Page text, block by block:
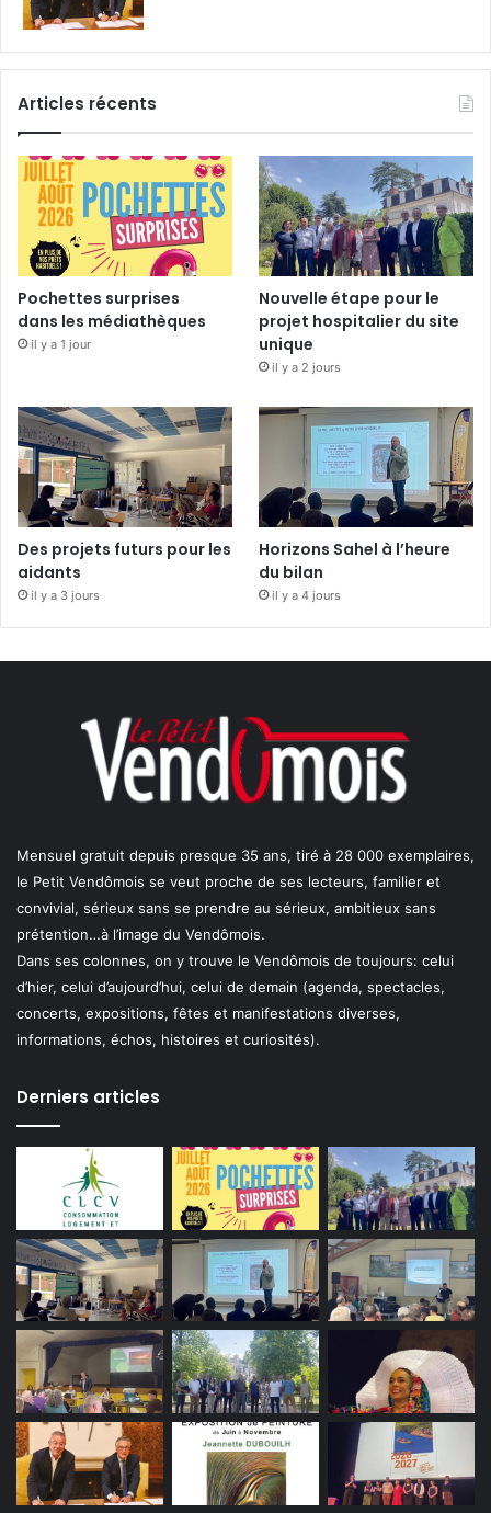
Articles récents
Pochettes surprises
dans les médiathèques
il y a 1 jour
Nouvelle étape pour le
projet hospitalier du site
unique
il y a 2 jours
Des projets futurs pour les
aidants
il y a 3 jours
Horizons Sahel à l’heure
du bilan
il y a 4 jours
Mensuel gratuit depuis presque 35 ans, tiré à 28 000 exemplaires,
le Petit Vendômois se veut proche de ses lecteurs, familier et
convivial, sérieux sans se prendre au sérieux, ambitieux sans
prétention…à l’image du Vendômois.
Dans ses colonnes, on y trouve le Vendômois de toujours: celui
d’hier, celui d’aujourd’hui, celui de demain (agenda, spectacles,
concerts, expositions, fêtes et manifestations diverses,
informations, échos, histoires et curiosités).
Derniers articles